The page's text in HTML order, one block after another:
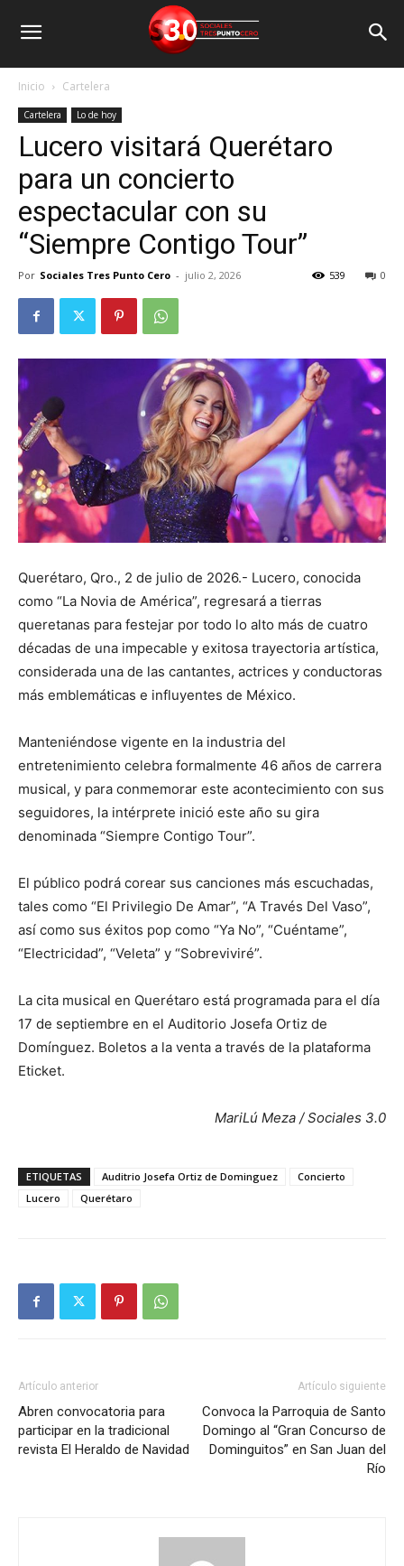
Inicio Cartelera
Cartelera Lo de hoy
Lucero visitará Querétaro
para un concierto
espectacular con su
“Siempre Contigo Tour”
Por Sociales Tres Punto Cero - julio 2, 2026 0
539
Querétaro, Qro., 2 de julio de 2026.- Lucero, conocida
como “La Novia de América”, regresará a tierras
queretanas para festejar por todo lo alto más de cuatro
décadas de una impecable y exitosa trayectoria artística,
considerada una de las cantantes, actrices y conductoras
más emblemáticas e influyentes de México.
Manteniéndose vigente en la industria del
entretenimiento celebra formalmente 46 años de carrera
musical, y para conmemorar este acontecimiento con sus
seguidores, la intérprete inició este año su gira
denominada “Siempre Contigo Tour”.
El público podrá corear sus canciones más escuchadas,
tales como “El Privilegio De Amar”, “A Través Del Vaso”,
así como sus éxitos pop como “Ya No”, “Cuéntame”,
“Electricidad”, “Veleta” y “Sobreviviré”.
La cita musical en Querétaro está programada para el día
17 de septiembre en el Auditorio Josefa Ortiz de
Domínguez. Boletos a la venta a través de la plataforma
Eticket.
MariLú Meza / Sociales 3.0
ETIQUETAS Auditrio Josefa Ortiz de Dominguez
Concierto
Lucero
Querétaro
Artículo anterior
Abren convocatoria para
participar en la tradicional
revista El Heraldo de Navidad
Artículo siguiente
Convoca la Parroquia de Santo
Domingo al “Gran Concurso de
Dominguitos” en San Juan del
Río